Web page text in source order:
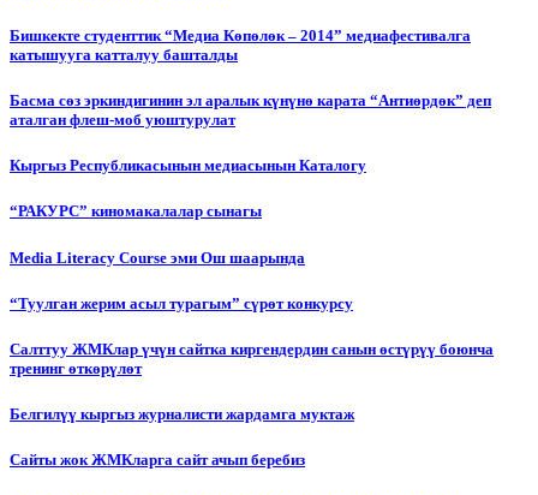
Бишкекте студенттик “Медиа Көпөлөк – 2014” медиафестивалга
катышууга катталуу башталды
Басма сөз эркиндигинин эл аралык күнүнө карата “Антиөрдөк” деп
аталган флеш-моб уюштурулат
Кыргыз Республикасынын медиасынын Каталогу
“РАКУРС” киномакалалар сынагы
Media Literacy Сourse эми Ош шаарында
“Туулган жерим асыл турагым” сүрөт конкурсу
Салттуу ЖМКлар үчүн сайтка киргендердин санын өстүрүү боюнча
тренинг өткөрүлөт
Белгилүү кыргыз журналисти жардамга муктаж
Сайты жок ЖМКларга сайт ачып беребиз